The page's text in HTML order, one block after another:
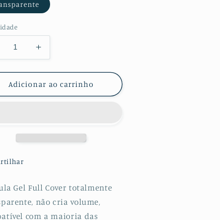
Aumentar
a
quantidade
de
Kit
Samsung
Galaxy
A51
Adicionar ao carrinho
Gel Full Cover totalmente
não cria volume,
com a maioria das